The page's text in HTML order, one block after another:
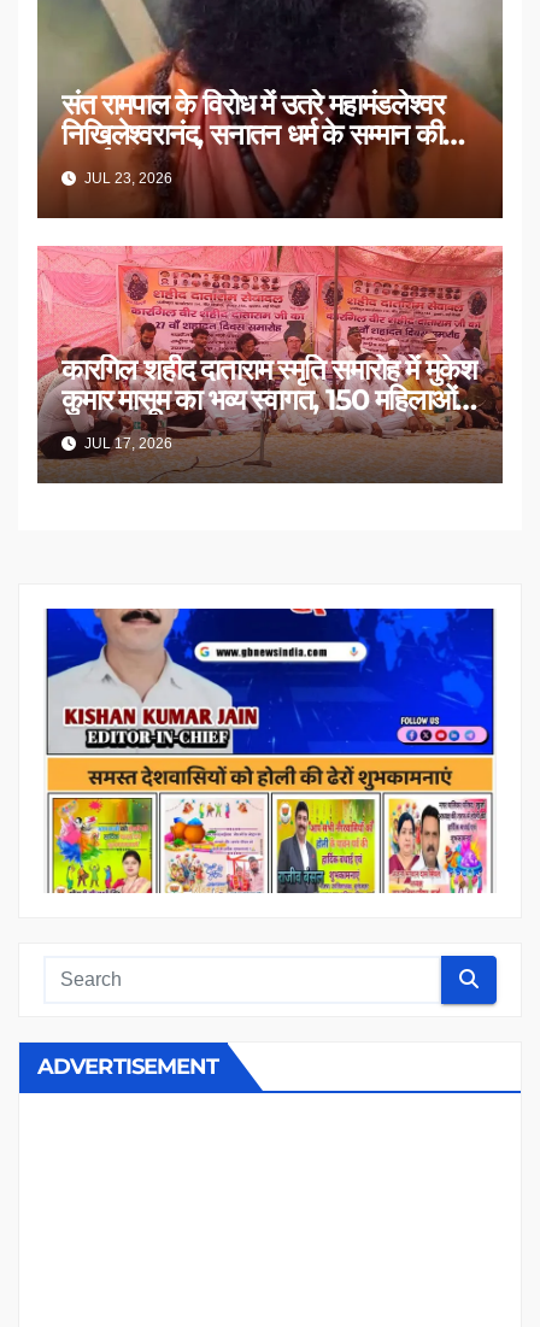
संत रामपाल के विरोध में उतरे महामंडलेश्वर
निखिलेश्वरानंद, सनातन धर्म के सम्मान की
उठाई मांग
JUL 23, 2026
कारगिल शहीद दाताराम स्मृति समारोह में मुकेश
कुमार मासूम का भव्य स्वागत, 150 महिलाओं
का सम्मान
JUL 17, 2026
ADVERTISEMENT